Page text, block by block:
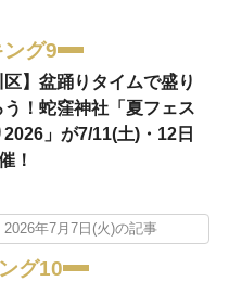
ング9
区】盆踊りタイムで盛り
う！蛇窪神社「夏フェス
」が7/11(土)・12日
！
2026年7月7日(火)の記事
グ10